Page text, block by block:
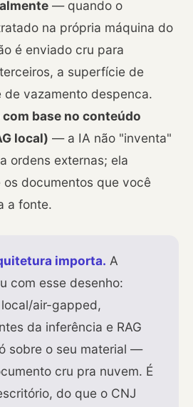
— quando o
na própria máquina do
é enviado cru para
a superfície de
de vazamento despenca.
com base no conteúdo
local) — a IA não "inventa"
ordens externas; ela
os documentos que você
a fonte.
importa. A
com esse desenho:
air-gapped,
da inferência e RAG
sobre o seu material —
cru pra nuvem. É
do que o CNJ